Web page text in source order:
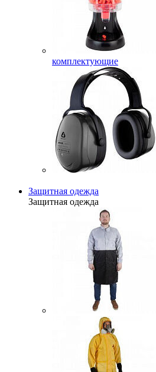
комплектующие
Защитная одежда
Защитная одежда